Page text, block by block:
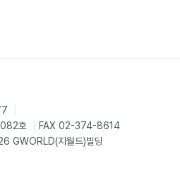
떻게 해야 하나요? 131
아픈데 어떻게 해야 하나요?
프고 붓는데 어떻게 해야 하나
금해요!
호
FAX 02-374-8614
GWORLD(지월드)빌딩